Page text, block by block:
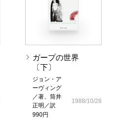
ガープの世界
〔下〕
ジョン・ア
ーヴィング
／著、筒井
正明／訳
990円
1988/10/28